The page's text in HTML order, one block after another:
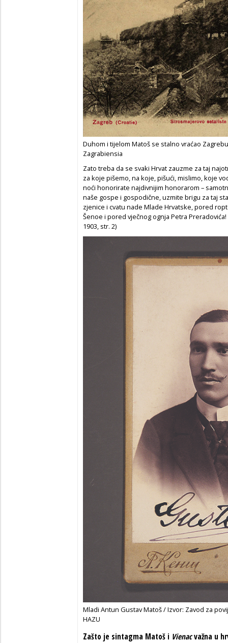
Duhom i tijelom Matoš se stalno vraćao
Zagrabiensia
Zato treba da se svaki Hrvat zauzme za taj
za koje pišemo, na koje, pišući, mislimo, koje
noći honorirate najdivnijim honorarom –
naše gospe i gospodične, uzmite brigu za taj
zjenice i cvatu nade Mlade Hrvatske, pored
Šenoe i pored vječnog ognja Petra Preradovića!
1903, str. 2)
Mladi Antun Gustav Matoš / Izvor: Zavod za
HAZU
Zašto je sintagma Matoš i Vienacvažna u